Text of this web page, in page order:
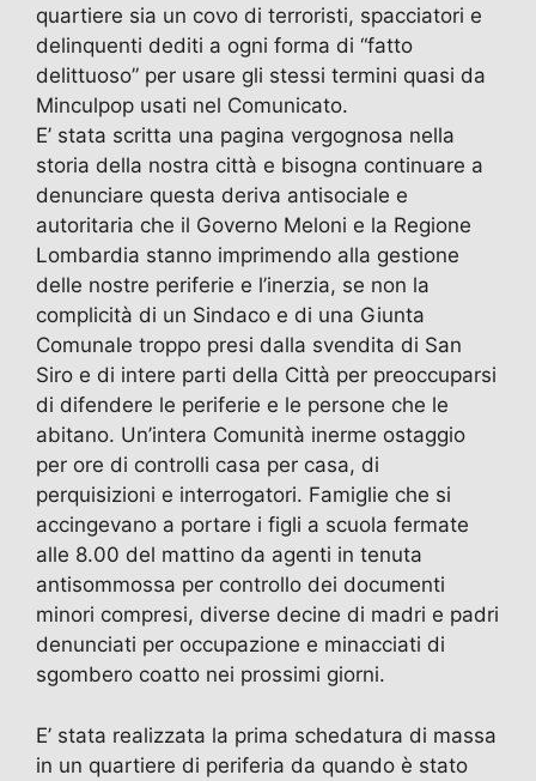
quartiere sia un covo di terroristi, spacciatori e
delinquenti dediti a ogni forma di “fatto
delittuoso” per usare gli stessi termini quasi da
Minculpop usati nel Comunicato.
E’ stata scritta una pagina vergognosa nella
storia della nostra città e bisogna continuare a
denunciare questa deriva antisociale e
autoritaria che il Governo Meloni e la Regione
Lombardia stanno imprimendo alla gestione
delle nostre periferie e l’inerzia, se non la
complicità di un Sindaco e di una Giunta
Comunale troppo presi dalla svendita di San
Siro e di intere parti della Città per preoccuparsi
di difendere le periferie e le persone che le
abitano. Un’intera Comunità inerme ostaggio
per ore di controlli casa per casa, di
perquisizioni e interrogatori. Famiglie che si
accingevano a portare i figli a scuola fermate
alle 8.00 del mattino da agenti in tenuta
antisommossa per controllo dei documenti
minori compresi, diverse decine di madri e padri
denunciati per occupazione e minacciati di
sgombero coatto nei prossimi giorni.
E’ stata realizzata la prima schedatura di massa
in un quartiere di periferia da quando è stato